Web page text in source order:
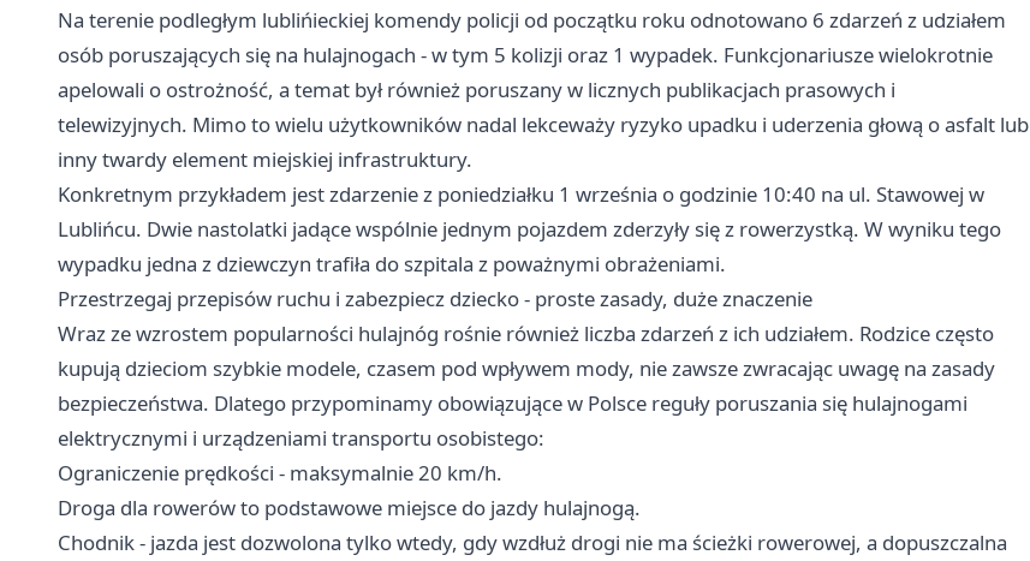
Na terenie podległym lublińieckiej komendy policji od początku roku odnotowano 6 zdarzeń z udziałem
osób poruszających się na hulajnogach - w tym 5 kolizji oraz 1 wypadek. Funkcjonariusze wielokrotnie
apelowali o ostrożność, a temat był również poruszany w licznych publikacjach prasowych i
telewizyjnych. Mimo to wielu użytkowników nadal lekceważy ryzyko upadku i uderzenia głową o asfalt lub
inny twardy element miejskiej infrastruktury.
Konkretnym przykładem jest zdarzenie z poniedziałku 1 września o godzinie 10:40 na ul. Stawowej w
Lublińcu. Dwie nastolatki jadące wspólnie jednym pojazdem zderzyły się z rowerzystką. W wyniku tego
wypadku jedna z dziewczyn trafiła do szpitala z poważnymi obrażeniami.
Przestrzegaj przepisów ruchu i zabezpiecz dziecko - proste zasady, duże znaczenie
Wraz ze wzrostem popularności hulajnóg rośnie również liczba zdarzeń z ich udziałem. Rodzice często
kupują dzieciom szybkie modele, czasem pod wpływem mody, nie zawsze zwracając uwagę na zasady
bezpieczeństwa. Dlatego przypominamy obowiązujące w Polsce reguły poruszania się hulajnogami
elektrycznymi i urządzeniami transportu osobistego:
Ograniczenie prędkości - maksymalnie 20 km/h.
Droga dla rowerów to podstawowe miejsce do jazdy hulajnogą.
Chodnik - jazda jest dozwolona tylko wtedy, gdy wzdłuż drogi nie ma ścieżki rowerowej, a dopuszczalna